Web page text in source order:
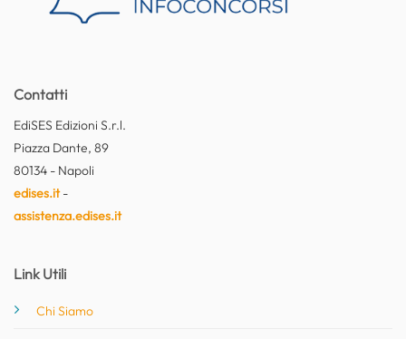
Contatti
EdiSES Edizioni S.r.l.
Piazza Dante, 89
80134 - Napoli
edises.it-
assistenza.edises.it
Link Utili
Chi Siamo